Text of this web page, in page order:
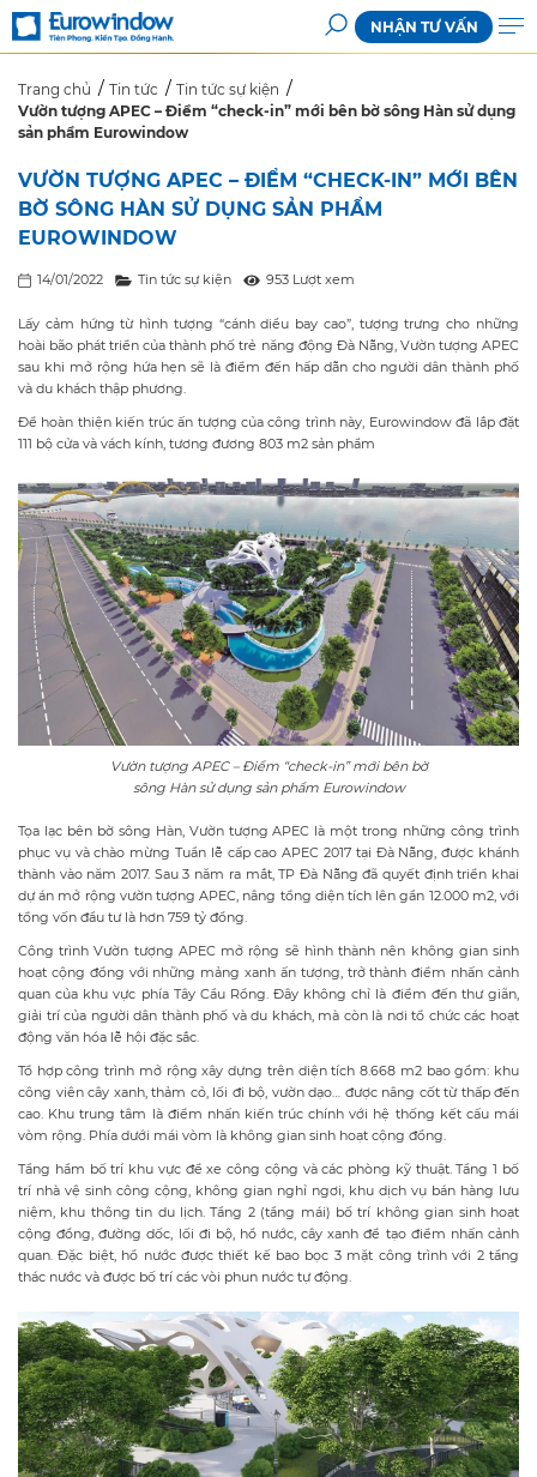
NHẬN TƯ VẤN
Trang chủ Tin tức
Tin tức sự kiện
Vườn tượng APEC – Điểm “check-in” mới bên bờ sông Hàn sử dụng
sản phẩm Eurowindow
VƯỜN TƯỢNG APEC – ĐIỂM “CHECK-IN” MỚI BÊN
BỜ SÔNG HÀN SỬ DỤNG SẢN PHẨM
EUROWINDOW
14/01/2022 Tin tức sự kiện 953 Lượt xem
Lấy cảm hứng từ hình tượng “cánh diều bay cao”, tượng trưng cho những
hoài bão phát triển của thành phố trẻ năng động Đà Nẵng, Vườn tượng APEC
sau khi mở rộng hứa hẹn sẽ là điểm đến hấp dẫn cho người dân thành phố
và du khách thập phương.
Để hoàn thiện kiến trúc ấn tượng của công trình này, Eurowindow đã lắp đặt
111 bộ cửa và vách kính, tương đương 803 m2 sản phẩm
Vườn tượng APEC – Điểm “check-in” mới bên bờ
sông Hàn sử dụng sản phẩm Eurowindow
Tọa lạc bên bờ sông Hàn, Vườn tượng APEC là một trong những công trình
phục vụ và chào mừng Tuần lễ cấp cao APEC 2017 tại Đà Nẵng, được khánh
thành vào năm 2017. Sau 3 năm ra mắt, TP Đà Nẵng đã quyết định triển khai
dự án mở rộng vườn tượng APEC, nâng tổng diện tích lên gần 12.000 m2, với
tổng vốn đầu tư là hơn 759 tỷ đồng.
Công trình Vườn tượng APEC mở rộng sẽ hình thành nên không gian sinh
hoạt cộng đồng với những mảng xanh ấn tượng, trở thành điểm nhấn cảnh
quan của khu vực phía Tây Cầu Rồng. Đây không chỉ là điểm đến thư giãn,
giải trí của người dân thành phố và du khách, mà còn là nơi tổ chức các hoạt
động văn hóa lễ hội đặc sắc.
Tổ hợp công trình mở rộng xây dựng trên diện tích 8.668 m2 bao gồm: khu
công viên cây xanh, thảm cỏ, lối đi bộ, vườn dạo… được nâng cốt từ thấp đến
cao. Khu trung tâm là điểm nhấn kiến trúc chính với hệ thống kết cấu mái
vòm rộng. Phía dưới mái vòm là không gian sinh hoạt cộng đồng.
Tầng hầm bố trí khu vực để xe công cộng và các phòng kỹ thuật. Tầng 1 bố
trí nhà vệ sinh công cộng, không gian nghỉ ngơi, khu dịch vụ bán hàng lưu
niệm, khu thông tin du lịch. Tầng 2 (tầng mái) bố trí không gian sinh hoạt
cộng đồng, đường dốc, lối đi bộ, hồ nước, cây xanh để tạo điểm nhấn cảnh
quan. Đặc biệt, hồ nước được thiết kế bao bọc 3 mặt công trình với 2 tầng
thác nước và được bố trí các vòi phun nước tự động.